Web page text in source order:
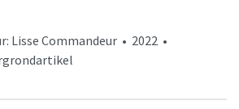
Lisse Commandeur • 2022 •